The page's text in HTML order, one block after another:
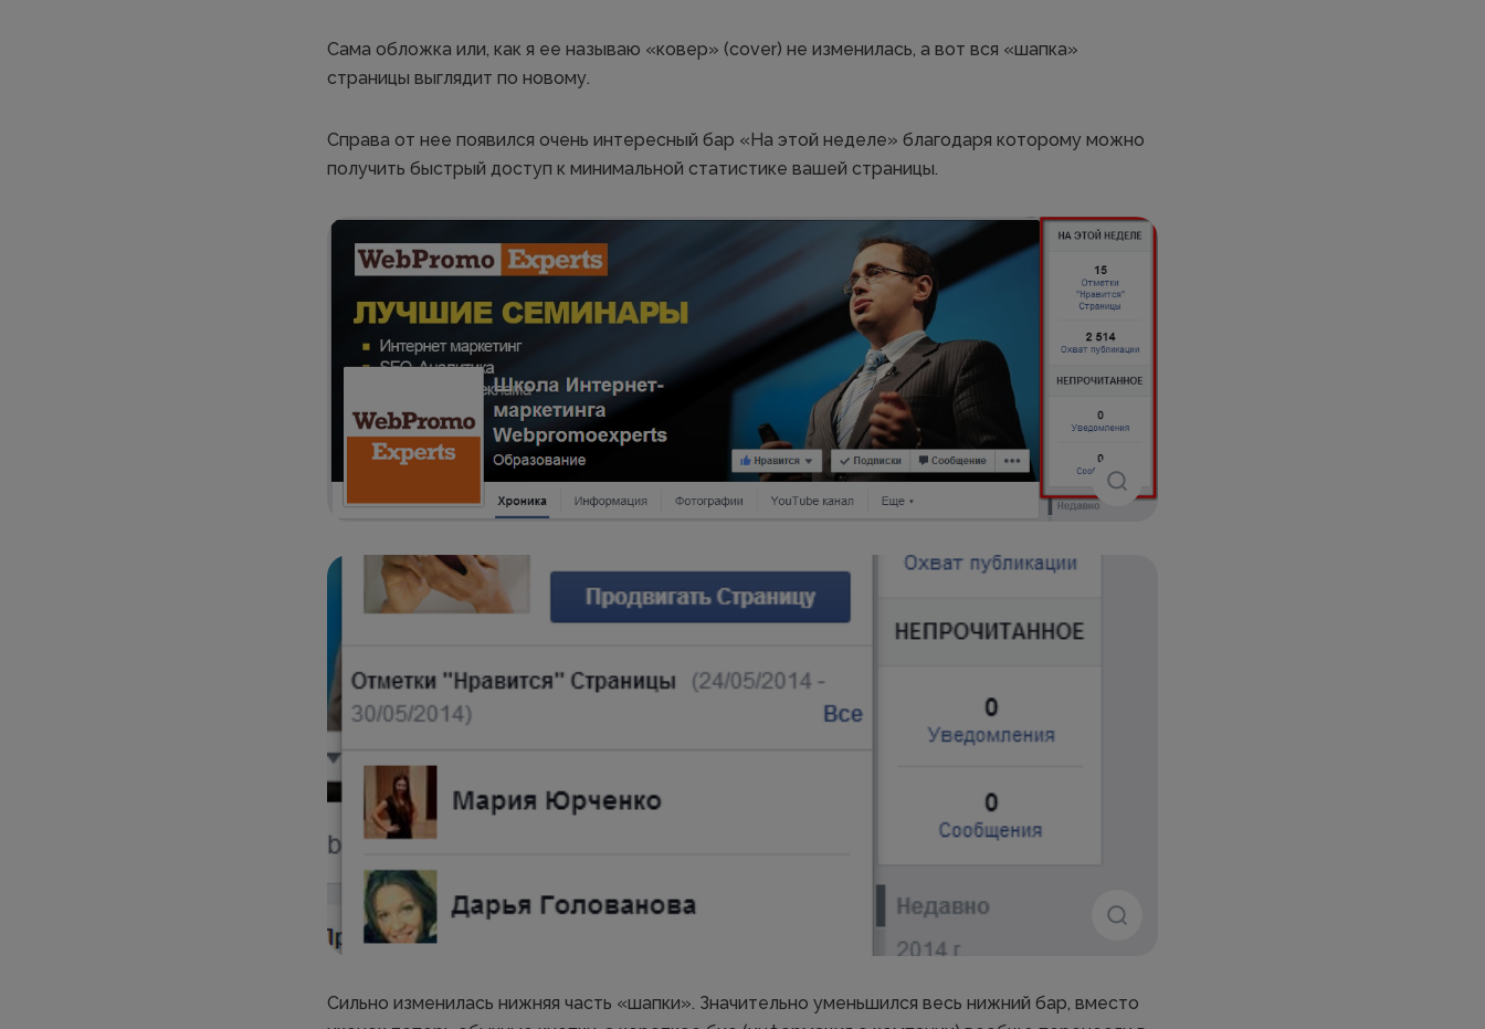
Сама обложка или, как я ее называю «ковер» (cover) не изменилась, а вот вся «шапка»
страницы выглядит по новому.
Справа от нее появился очень интересный бар «На этой неделе» благодаря которому можно
получить быстрый доступ к минимальной статистике вашей страницы.
Сильно изменилась нижняя часть «шапки». Значительно уменьшился весь нижний бар, вместо